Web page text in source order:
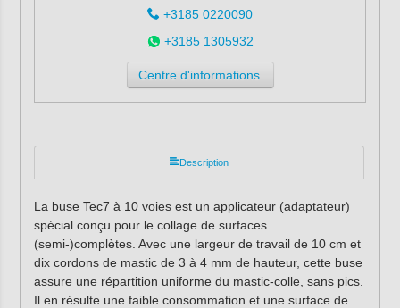
+3185 0220090
+3185 1305932
Centre d'informations
Description
La buse Tec7 à 10 voies est un applicateur (adaptateur)
spécial conçu pour le collage de surfaces
(semi-)complètes. Avec une largeur de travail de 10 cm et
dix cordons de mastic de 3 à 4 mm de hauteur, cette buse
assure une répartition uniforme du mastic-colle, sans pics.
Il en résulte une faible consommation et une surface de